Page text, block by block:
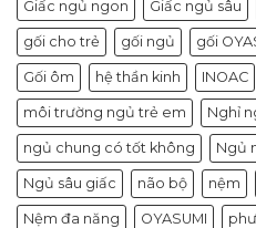
Giấc ngủ ngon Giấc ngủ sâu
gối cho trẻ gối ngủ gối
Gối ôm hệ thần kinh INOAC
môi trường ngủ trẻ em Nghỉ
ngủ chung có tốt không Ngủ
Ngủ sâu giấc não bộ nệm
Nệm đa năng OYASUMI